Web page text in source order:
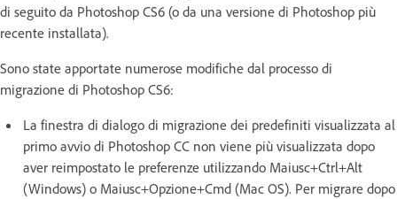
di seguito da Photoshop CS6 (o da una versione di Photoshop più
recente installata).
Sono state apportate numerose modifiche dal processo di
migrazione di Photoshop CS6:
La finestra di dialogo di migrazione dei predefiniti visualizzata al
primo avvio di Photoshop CC non viene più visualizzata dopo
aver reimpostato le preferenze utilizzando Maiusc+Ctrl+Alt
(Windows) o Maiusc+Opzione+Cmd (Mac OS). Per migrare dopo